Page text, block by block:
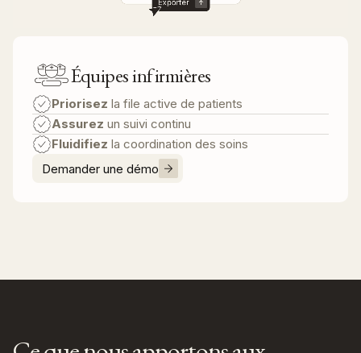
Équipes infirmières
Priorisez la file active de patients
Assurez un suivi continu
Fluidifiez la coordination des soins
Demander une démo